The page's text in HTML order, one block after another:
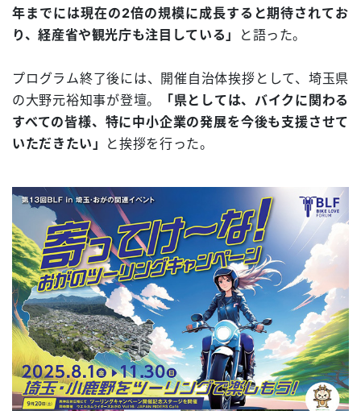
年までには現在の2倍の規模に成長すると期待されてお
り、経産省や観光庁も注目している」
と語った。
プログラム終了後には、開催自治体挨拶として、埼玉県
の大野元裕知事が登壇。
「県としては、バイクに関わる
すべての皆様、特に中小企業の発展を今後も支援させて
いただきたい」
と挨拶を行った。